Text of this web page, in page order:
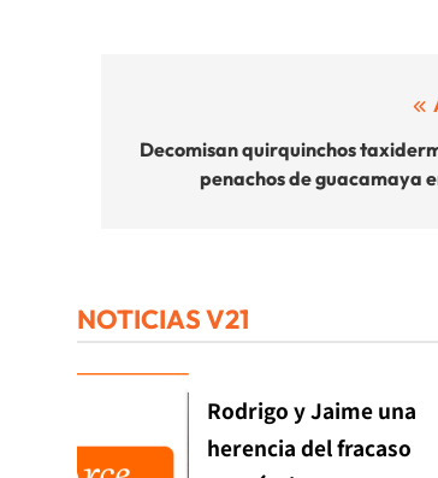
de
entradas
Decomisan quirquinchos
penachos de guacamaya
NOTICIAS V21
Rodrigo y Jaime una
herencia del fracaso